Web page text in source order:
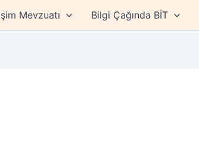
Mevzuatı Bilgi Çağında BİT